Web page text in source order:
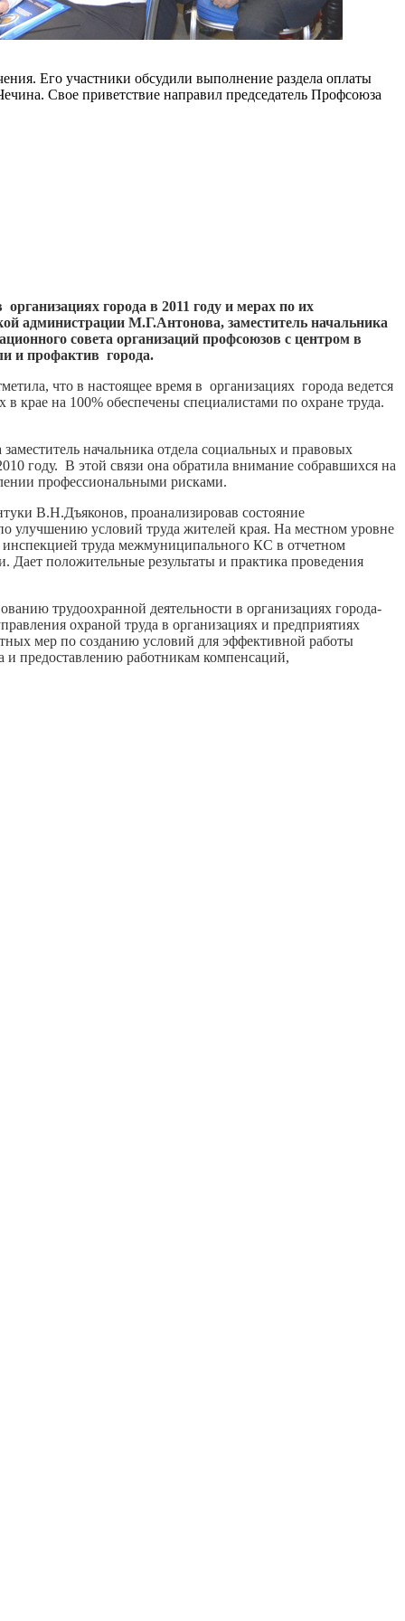
Его участники обсудили выполнение раздела оплаты
Свое приветствие направил председатель Профсоюза
города в 2011 году и мерах по их
администрации М.Г.Антонова, заместитель начальника
совета организаций профсоюзов с центром в
и профактив города.
что в настоящее время в организациях города ведется
крае на 100% обеспечены специалистами по охране труда.
начальника отдела социальных и правовых
году. В этой связи она обратила внимание собравшихся на
профессиональными рисками.
В.Н.Дъяконов, проанализировав состояние
улучшению условий труда жителей края. На местном уровне
инспекцией труда межмуниципального КС в отчетном
положительные результаты и практика проведения
трудоохранной деятельности в организациях города-
охраной труда в организациях и предприятиях
мер по созданию условий для эффективной работы
и предоставлению работникам компенсаций,